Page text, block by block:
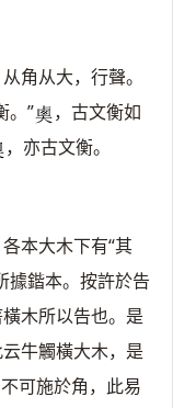
角从大，行聲。
。”𡙏 ，古文衡如
，亦古文衡。
各本大木下有“其
據鍇本。按許於告
木所以告也。是
牛觸橫大木，是
不可施於角，此易